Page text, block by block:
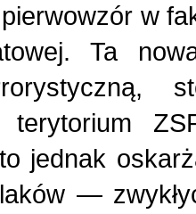
w
Ta
terytorium
jednak
—